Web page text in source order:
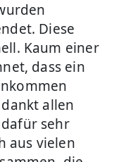
Diese
Kaum einer
dass ein
allen
sehr
aus vielen